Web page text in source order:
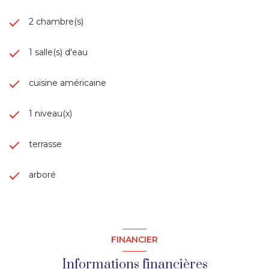
secondaire, offrant confort, tranquillité et espace, tout en
exposé sont disponibles sur le site Géorisques :
Brive, Turenne, Collonges-la-Rouge...
2 chambre(s)
1 salle(s) d'eau
cuisine américaine
1 niveau(x)
terrasse
arboré
FINANCIER
Informations financières